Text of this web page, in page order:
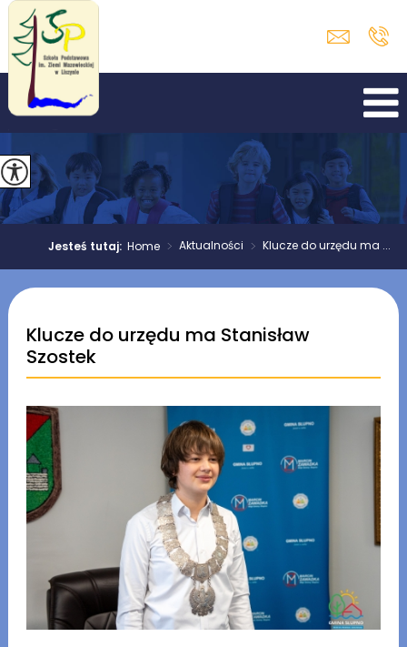
Jesteś tutaj:Home > Aktualności > Klucze do urzędu ma ...
Klucze do urzędu ma Stanisław
Szostek